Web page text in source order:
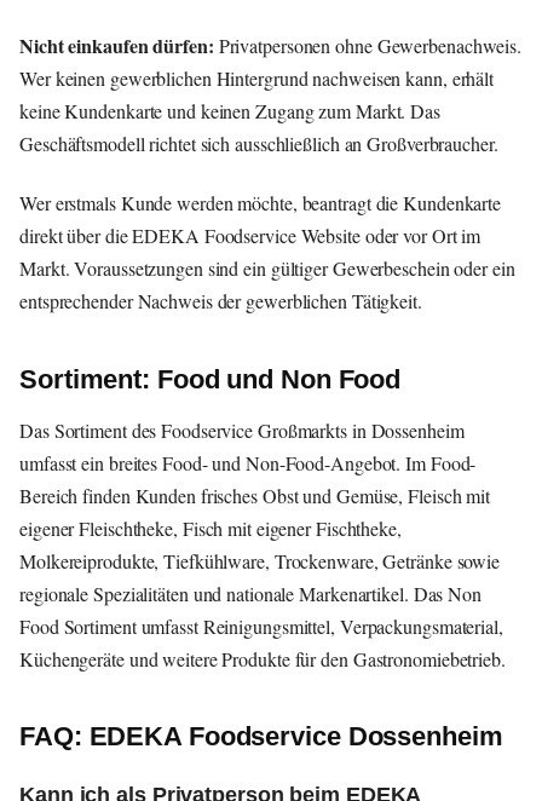
Nicht einkaufen dürfen: Privatpersonen ohne Gewerbenachweis.
Wer keinen gewerblichen Hintergrund nachweisen kann, erhält
keine Kundenkarte und keinen Zugang zum Markt. Das
Geschäftsmodell richtet sich ausschließlich an Großverbraucher.
Wer erstmals Kunde werden möchte, beantragt die Kundenkarte
direkt über die EDEKA Foodservice Website oder vor Ort im
Markt. Voraussetzungen sind ein gültiger Gewerbeschein oder ein
entsprechender Nachweis der gewerblichen Tätigkeit.
Sortiment: Food und Non Food
Das Sortiment des Foodservice Großmarkts in Dossenheim
umfasst ein breites Food- und Non-Food-Angebot. Im Food-
Bereich finden Kunden frisches Obst und Gemüse, Fleisch mit
eigener Fleischtheke, Fisch mit eigener Fischtheke,
Molkereiprodukte, Tiefkühlware, Trockenware, Getränke sowie
regionale Spezialitäten und nationale Markenartikel. Das Non
Food Sortiment umfasst Reinigungsmittel, Verpackungsmaterial,
Küchengeräte und weitere Produkte für den Gastronomiebetrieb.
FAQ: EDEKA Foodservice Dossenheim
Kann ich als Privatperson beim EDEKA